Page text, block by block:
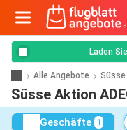
Laden
Alle Angebote Süsse
Süsse Aktion
Geschäfte 1